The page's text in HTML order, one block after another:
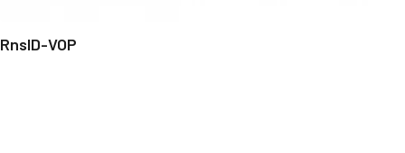
RnsID-VOP